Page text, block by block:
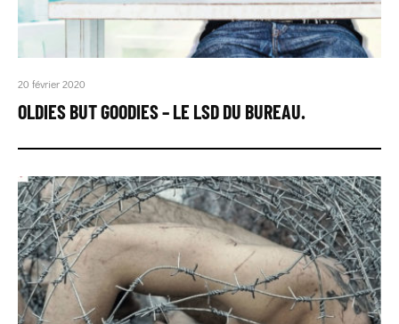
20 février 2020
OLDIES BUT GOODIES – LE LSD DU BUREAU.